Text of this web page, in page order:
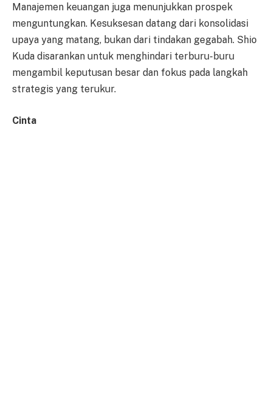
Manajemen keuangan juga menunjukkan prospek
menguntungkan. Kesuksesan datang dari konsolidasi
upaya yang matang, bukan dari tindakan gegabah. Shio
Kuda disarankan untuk menghindari terburu-buru
mengambil keputusan besar dan fokus pada langkah
strategis yang terukur.
Cinta